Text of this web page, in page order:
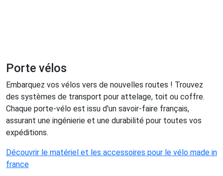
Porte vélos
Embarquez vos vélos vers de nouvelles routes ! Trouvez
des systèmes de transport pour attelage, toit ou coffre.
Chaque porte-vélo est issu d'un savoir-faire français,
assurant une ingénierie et une durabilité pour toutes vos
expéditions.
Découvrir le matériel et les accessoires pour le vélo made in
france